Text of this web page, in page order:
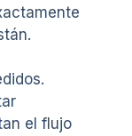
el flujo